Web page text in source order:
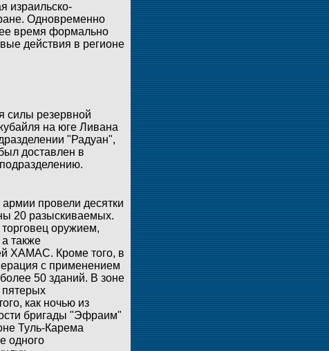
израильско-
Одновременно
время формально
действия в регионе
силы резервной
на юге Ливана
"Радуан",
доставлен в
провели десятки
20 разыскиваемых.
оружием,
также
ХАМАС. Кроме того, в
с применением
50 зданий. В зоне
как ночью из
бригады "Эфраим"
Туль-Карема
одного